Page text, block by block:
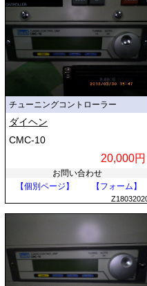
チューニングコントローラー
ダイヘン
CMC-10
20,000円
お問い合わせ
【個別ページ】
【フォーム】